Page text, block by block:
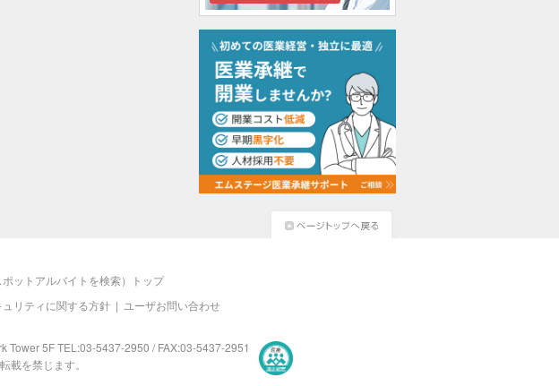
ットアルバイトを検索）トップ
リティに関する方針 | ユーザお問い合わせ
Tower 5F TEL:03-5437-2950 / FAX:03-5437-2951
を禁じます。